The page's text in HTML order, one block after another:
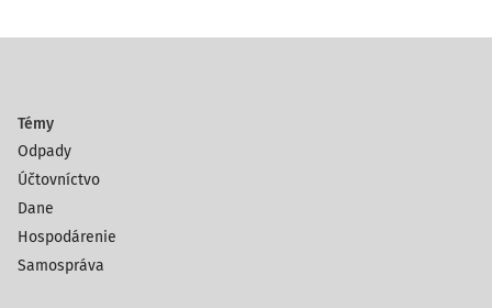
Témy
Odpady
Účtovníctvo
Dane
Hospodárenie
Samospráva